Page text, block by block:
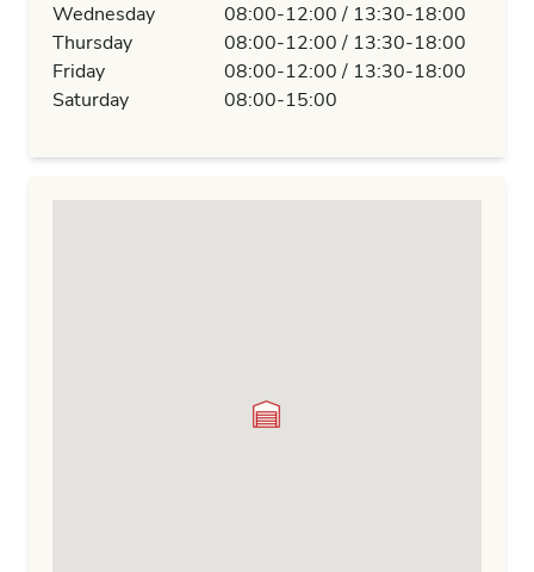
Wednesday
08:00-12:00 / 13:30-18:00
Thursday
08:00-12:00 / 13:30-18:00
Friday
08:00-12:00 / 13:30-18:00
Saturday
08:00-15:00